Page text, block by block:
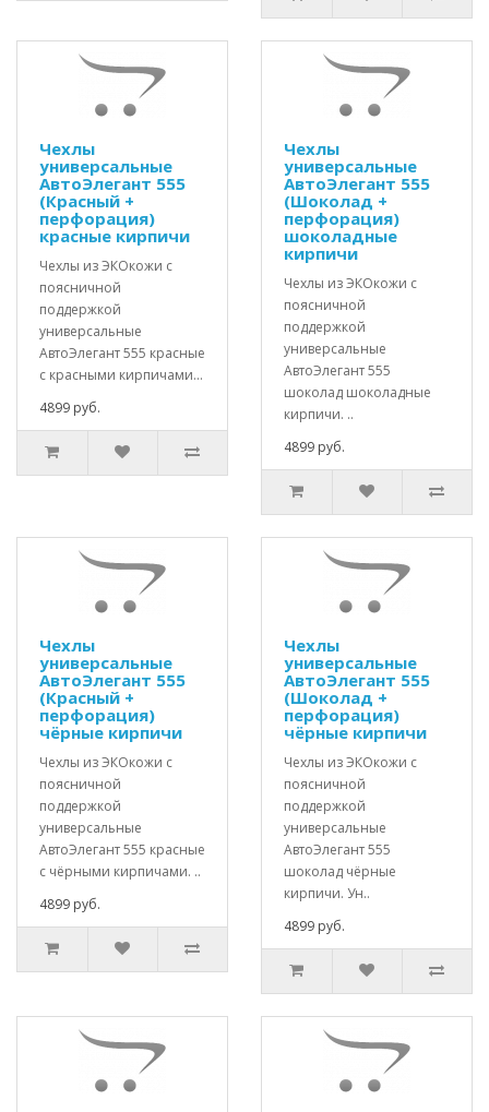
Чехлы
универсальные
АвтоЭлегант 555
(Красный +
перфорация)
красные кирпичи
Чехлы из ЭКОкожи с
поясничной
поддержкой
универсальные
АвтоЭлегант 555 красные
с красными кирпичами...
4899 руб.
Чехлы
универсальные
АвтоЭлегант 555
(Шоколад +
перфорация)
шоколадные
кирпичи
Чехлы из ЭКОкожи с
поясничной
поддержкой
универсальные
АвтоЭлегант 555
шоколад шоколадные
кирпичи. ..
4899 руб.
Чехлы
универсальные
АвтоЭлегант 555
(Красный +
перфорация)
чёрные кирпичи
Чехлы из ЭКОкожи с
поясничной
поддержкой
универсальные
АвтоЭлегант 555 красные
с чёрными кирпичами. ..
4899 руб.
Чехлы
универсальные
АвтоЭлегант 555
(Шоколад +
перфорация)
чёрные кирпичи
Чехлы из ЭКОкожи с
поясничной
поддержкой
универсальные
АвтоЭлегант 555
шоколад чёрные
кирпичи. Ун..
4899 руб.